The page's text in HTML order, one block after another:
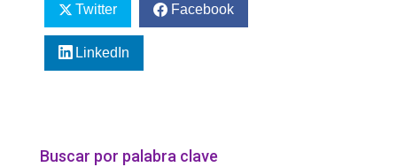
Twitter Facebook
LinkedIn
Buscar por palabra clave